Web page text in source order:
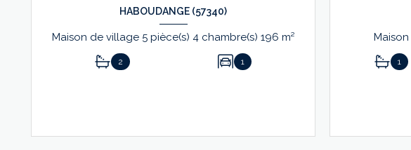
HABOUDANGE (57340)
Maison de village 5 pièce(s) 4 chambre(s) 196 m²
2 1 1